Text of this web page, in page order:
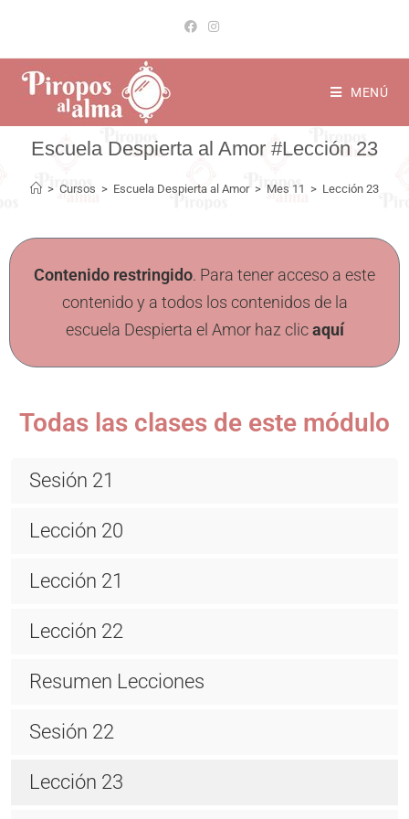
MENÚ
Lección 23
> Cursos > Escuela Despierta al Amor > Mes 11 > Lección 23
Contenido restringido. Para tener acceso a este
contenido y a todos los contenidos de la
escuela Despierta el Amor haz clicaquí
Todas las clases de este módulo
Sesión 21
Lección 20
Lección 21
Lección 22
Resumen Lecciones
Sesión 22
Lección 23